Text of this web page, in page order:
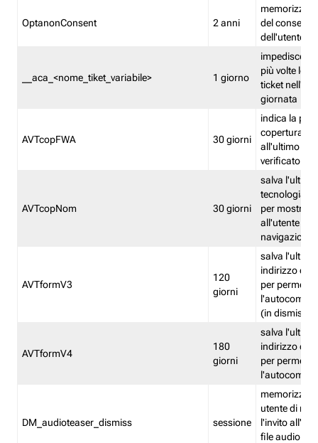
OptanonConsent 2 anni
memorizza
del
dell'utente
__aca_<nome_tiket_variabile> 1 giorno
impedisce di
più volte lo
ticket
giornata
AVTcopFWA 30 giorni
indica la
copertura
all'ultimo
verificato
AVTcopNom 30 giorni
salva l'ultima
tecnologia
per
all'utente
navigazione
AVTformV3
120
giorni
salva l'ultimo
indirizzo di
per
(in
AVTformV4
180
giorni
salva l'ultimo
indirizzo di
per
DM_audioteaser_dismiss sessione
memorizza
utente di
l'invito
file audio del